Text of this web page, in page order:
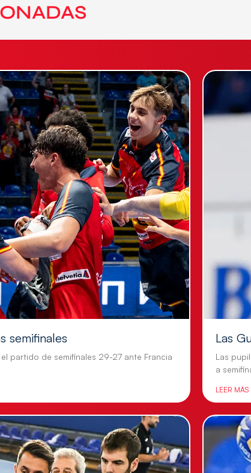
semifinales
partido de semifinales 29-27 ante Francia
Las
Las
a
LEER MÁS